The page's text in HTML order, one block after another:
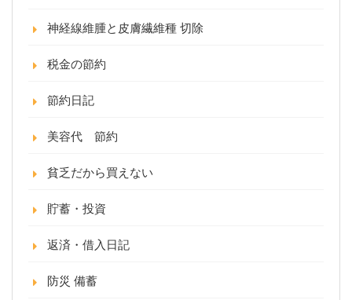
神経線維腫と皮膚繊維種 切除
税金の節約
節約日記
美容代 節約
貧乏だから買えない
貯蓄・投資
返済・借入日記
防災 備蓄